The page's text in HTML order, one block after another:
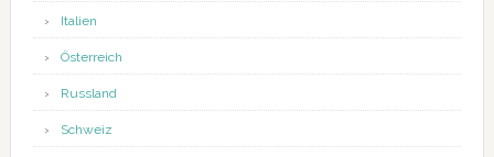
Italien
Österreich
Russland
Schweiz